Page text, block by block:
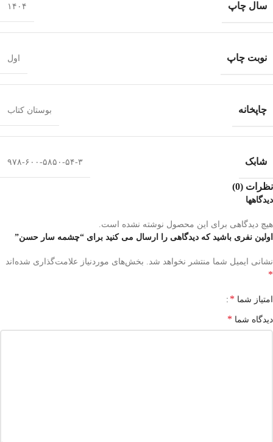
سال چاپ ۱۴۰۴
نوبت چاپ اول
چاپخانه بوستان کتاب
شابک ۹۷۸-۶۰۰-۵۸۵۰-۵۴-۳
نظرات (0)
دیدگاهها
هیچ دیدگاهی برای این محصول نوشته نشده است.
اولین نفری باشید که دیدگاهی را ارسال می کنید برای “چشمه سار حسن”
نشانی ایمیل شما منتشر نخواهد شد. بخش‌های موردنیاز علامت‌گذاری شده‌اند
*
امتیاز شما *
دیدگاه شما *